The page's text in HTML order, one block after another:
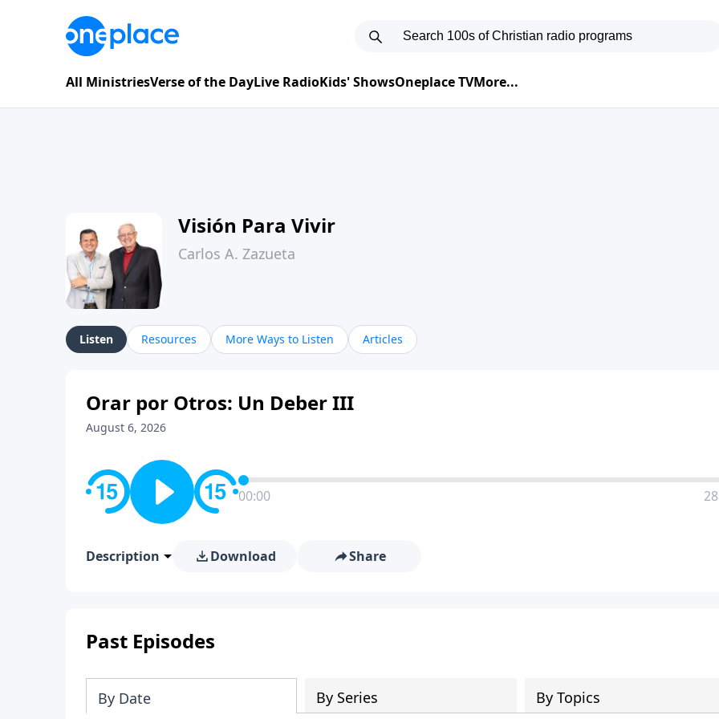
All MinistriesVerse of the DayLive RadioKids' ShowsOneplace TVMore...
Visión Para Vivir
Carlos A. Zazueta
Listen Resources More Ways to Listen Articles
Orar por Otros: Un Deber III
August 6, 2026
00:00
Description Download Share
Past Episodes
By Date By Series By Topics